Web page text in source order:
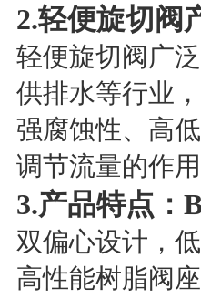
2.轻便旋切阀
轻便旋切阀广
供排水等行业
强腐蚀性、高
调节流量的作
3.产品特点：
双偏心设计，
高性能树脂阀